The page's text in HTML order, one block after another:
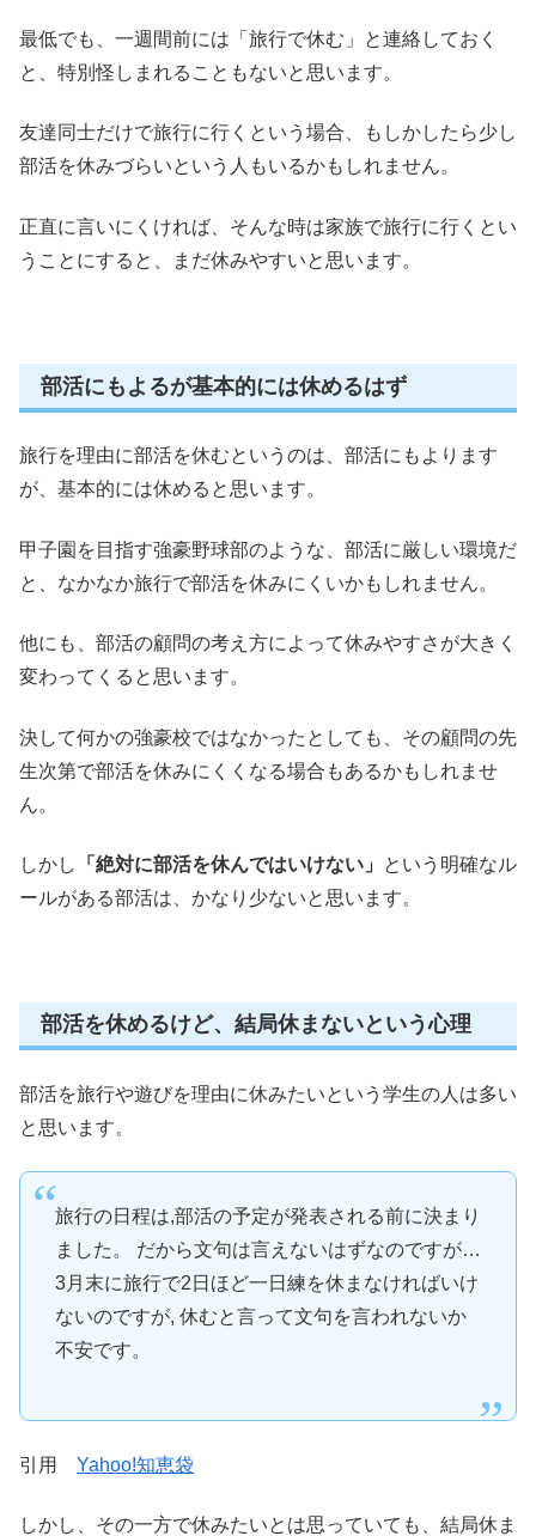
最低でも、一週間前には「旅行で休む」と連絡しておく
と、特別怪しまれることもないと思います。
友達同士だけで旅行に行くという場合、もしかしたら少し
部活を休みづらいという人もいるかもしれません。
正直に言いにくければ、そんな時は家族で旅行に行くとい
うことにすると、まだ休みやすいと思います。
部活にもよるが基本的には休めるはず
旅行を理由に部活を休むというのは、部活にもよります
が、基本的には休めると思います。
甲子園を目指す強豪野球部のような、 部活に厳しい環境だ
と、なかなか旅行で部活を休みにくいかもしれません。
他にも、部活の顧問の考え方によって休みやすさが大きく
変わってくると思います。
決して何かの強豪校ではなかったとしても、その顧問の先
生次第で部活を休みにくくなる場合もあるかもしれませ
ん。
しかし 「絶対に部活を休んではいけない」
という明確なル
ールがある部活は、かなり少ないと思います。
部活を休めるけど、結局休まないという心理
部活を旅行や遊びを理由に休みたいという学生の人は多い
と思います。
旅行の日程は,部活の予定が発表される前に決まり
ました。 だから文句は言えないはずなのですが…
3月末に旅行で2日ほど一日練を休まなければいけ
ないのですが, 休むと言って文句を言われないか
不安です。
引用 Yahoo!知恵袋
しかし、その一方で休みたいとは思っていても、結局休ま